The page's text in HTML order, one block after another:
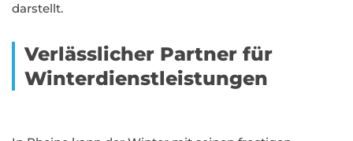
darstellt.
Verlässlicher Partner für
Winterdienstleistungen